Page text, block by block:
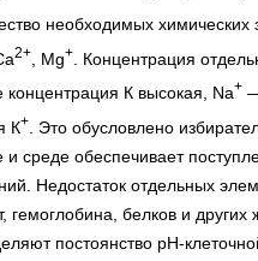
необходимых
2+ , Mg+
. Концентрация
концентрация К высокая, Na+
К+
. Это обусловлено
и среде обеспечивает
Недостаток отдельных
гемоглобина, белков и
постоянство рН-